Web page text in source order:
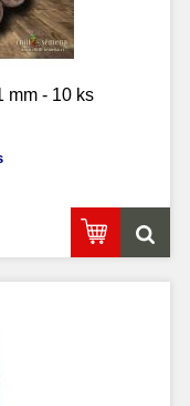
mm - 10 ks